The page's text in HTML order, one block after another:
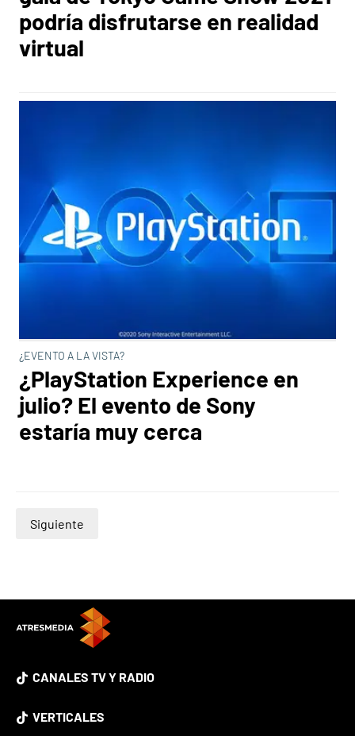
podría disfrutarse en realidad
virtual
¿EVENTO A LA VISTA?
¿PlayStation Experience en
julio? El evento de Sony
estaría muy cerca
Siguiente
CANALES TV Y RADIO
VERTICALES